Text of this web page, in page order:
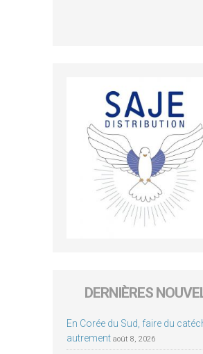
DERNIÈRES
En Corée du Sud, faire du
autrement août 8, 2026